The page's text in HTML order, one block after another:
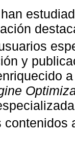
y
contenidos